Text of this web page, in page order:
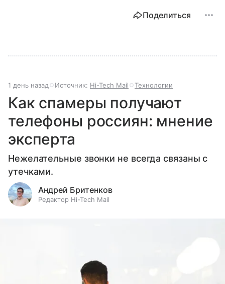
Поделиться
1 день назад Источник: Hi-Tech Mail Технологии
Как спамеры получают
телефоны россиян: мнение
эксперта
Нежелательные звонки не всегда связаны с
утечками.
Андрей Бритенков
Редактор Hi-Tech Mail